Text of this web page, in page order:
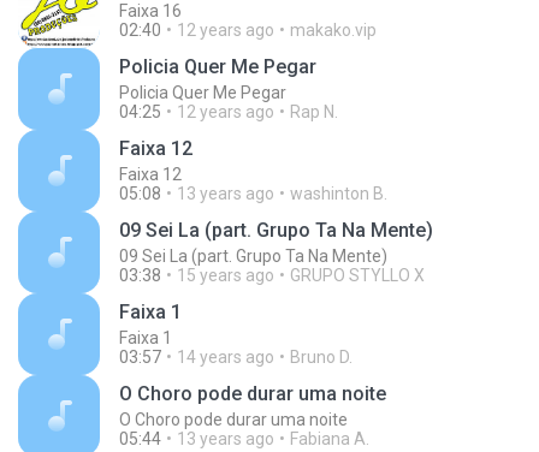
Faixa 16
02:40
12 years ago makako.vip
Policia Quer Me Pegar
Policia Quer Me Pegar
04:25
12 years ago Rap N.
Faixa 12
Faixa 12
05:08
13 years ago washinton B.
09 Sei La (part. Grupo Ta Na Mente)
09 Sei La (part. Grupo Ta Na Mente)
03:38
15 years ago GRUPO STYLLO X
Faixa 1
Faixa 1
03:57
14 years ago Bruno D.
O Choro pode durar uma noite
O Choro pode durar uma noite
05:44
13 years ago Fabiana A.